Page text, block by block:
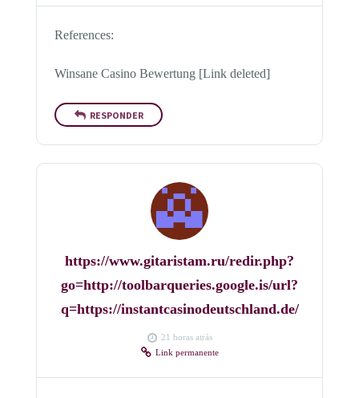
References:
Winsane Casino Bewertung [Link deleted]
RESPONDER
https://www.gitaristam.ru/redir.php?
go=http://toolbarqueries.google.is/url?
q=https://instantcasinodeutschland.de/
21 horas atrás
Link permanente